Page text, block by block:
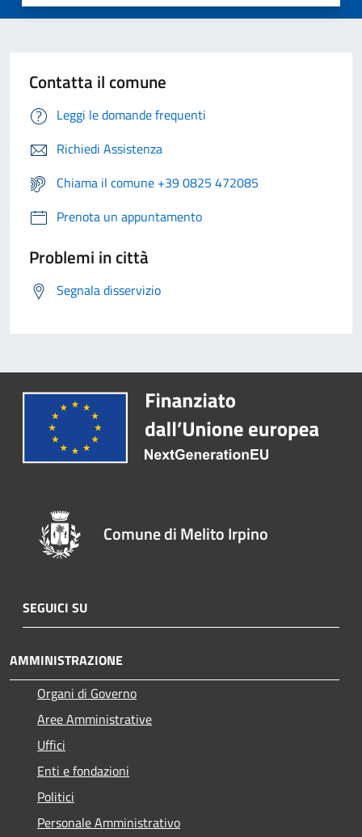
Contatta il comune
Leggi le domande frequenti
Richiedi Assistenza
Chiama il comune +39 0825 472085
Prenota un appuntamento
Problemi in città
Segnala disservizio
Comune di Melito Irpino
SEGUICI SU
AMMINISTRAZIONE
Organi di Governo
Aree Amministrative
Uffici
Enti e fondazioni
Politici
Personale Amministrativo